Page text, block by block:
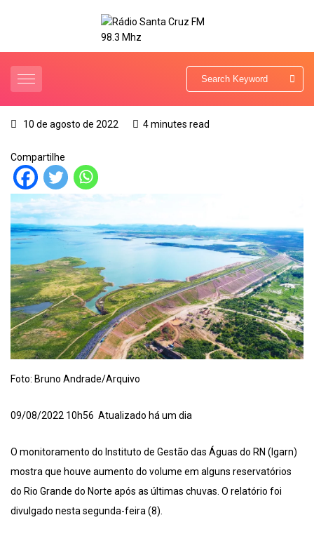
10 de agosto de 2022 4 minutes read
Compartilhe
Foto: Bruno Andrade/Arquivo
09/08/2022 10h56 Atualizado há um dia
O monitoramento do Instituto de Gestão das Águas do RN (Igarn)
mostra que houve aumento do volume em alguns reservatórios
do Rio Grande do Norte após as últimas chuvas. O relatório foi
divulgado nesta segunda-feira (8).